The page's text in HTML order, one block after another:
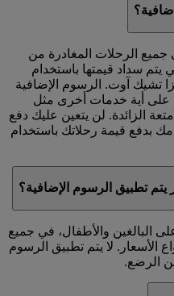
الرحلات المغادرة من
يتم سداد قيمتها باستخدام
تشيك آوت. الرسوم الإضافية
على أية خدمات أخرى مثل
الزائدة. لن يتعين عليك دفع
بدفع قيمة رحلاتك باستخدام
تطبيق الرسوم الإضافية؟
البالغين والأطفال، في جميع
الأسعار. لا يتم تطبيق الرسوم
الرضع.